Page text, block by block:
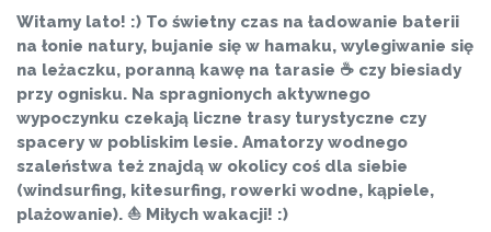
Witamy lato! :) To świetny czas na ładowanie baterii
na łonie natury, bujanie się w hamaku, wylegiwanie się
na leżaczku, poranną kawę na tarasie ☕️ czy biesiady
przy ognisku. Na spragnionych aktywnego
wypoczynku czekają liczne trasy turystyczne czy
spacery w pobliskim lesie. Amatorzy wodnego
szaleństwa też znajdą w okolicy coś dla siebie
(windsurfing, kitesurfing, rowerki wodne, kąpiele,
plażowanie). ⛵️ Miłych wakacji! :)